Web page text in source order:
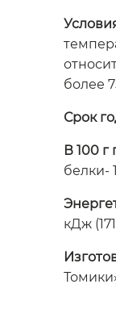
более
Срок
В 100 г
белки-
кДж